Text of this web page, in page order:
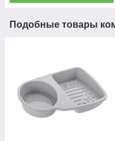
Подобные товары